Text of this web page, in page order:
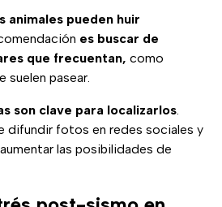
animales pueden huir
es buscar de
que frecuentan, como
suelen pasear.
son clave para localizarlos.
difundir fotos en redes sociales y
las posibilidades de